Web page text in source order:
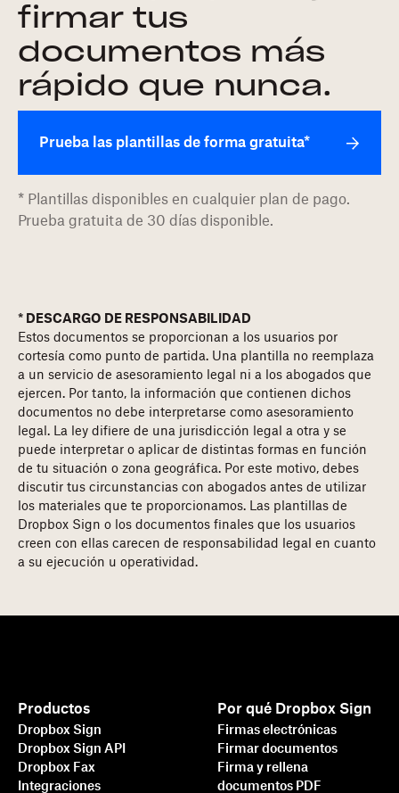
firmar tus
documentos más
rápido que nunca.
Prueba las plantillas de forma gratuita*
* Plantillas disponibles en cualquier plan de pago.
Prueba gratuita de 30 días disponible.
* DESCARGO DE RESPONSABILIDAD
Estos documentos se proporcionan a los usuarios por
cortesía como punto de partida. Una plantilla no reemplaza
a un servicio de asesoramiento legal ni a los abogados que
ejercen. Por tanto, la información que contienen dichos
documentos no debe interpretarse como asesoramiento
legal. La ley difiere de una jurisdicción legal a otra y se
puede interpretar o aplicar de distintas formas en función
de tu situación o zona geográfica. Por este motivo, debes
discutir tus circunstancias con abogados antes de utilizar
los materiales que te proporcionamos. Las plantillas de
Dropbox Sign o los documentos finales que los usuarios
creen con ellas carecen de responsabilidad legal en cuanto
a su ejecución u operatividad.
Productos
Dropbox Sign
Dropbox Sign API
Dropbox Fax
Integraciones
Por qué Dropbox Sign
Firmas electrónicas
Firmar documentos
Firma y rellena
documentos PDF